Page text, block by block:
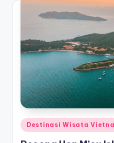
Posted
in
Destinasi Wisata